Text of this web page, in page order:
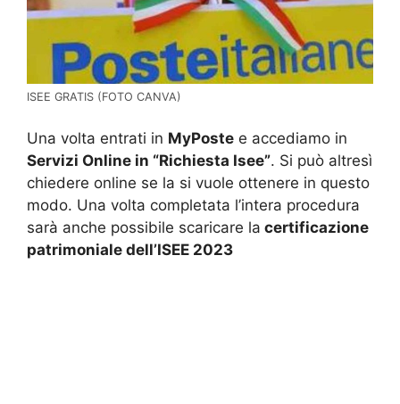
ISEE GRATIS (FOTO CANVA)
Una volta entrati in MyPoste e accediamo in
Servizi Online in “Richiesta Isee”. Si può altresì
chiedere online se la si vuole ottenere in questo
modo. Una volta completata l’intera procedura
sarà anche possibile scaricare la certificazione
patrimoniale dell’ISEE 2023